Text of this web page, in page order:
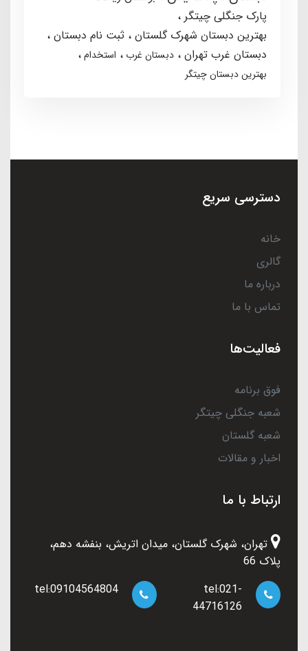
پارک جنگلی چیتگر
بهترین دبستان شهرک گلستان ثبت نام دبستان
دبستان غرب تهران
دبستان غرب
استخدام
بهترین دبستان چیتگر
دسترسی سریع
خانه
گالری
درباره ما
تماس با ما
فعالیت‌ها
فوق برنامه
شعبه جنگلی چیتگر
شعبه گلستان
اخبار و مقالات
ارتباط با ما
تهران، شهرک گلستان، میدان اتریش، بنفشه دهم،
پلاک 66
tel:021-
44716126
tel:09104564804